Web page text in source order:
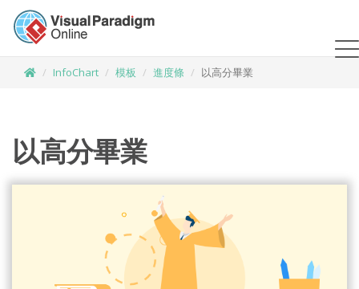
InfoChart 模板 進度條 以高分畢業
以高分畢業